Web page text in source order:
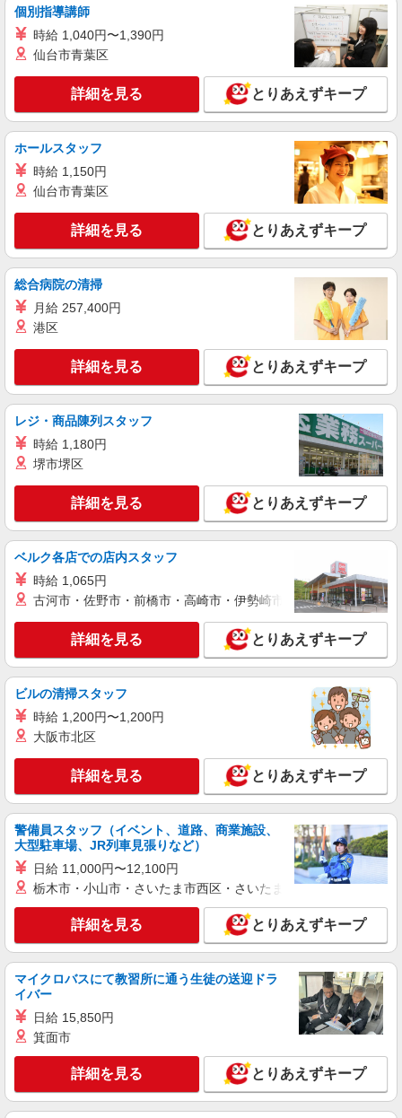
個別指導講師
時給 1,040円〜1,390円
仙台市青葉区
詳細を見る とりあえずキープ
ホールスタッフ
時給 1,150円
仙台市青葉区
詳細を見る とりあえずキープ
総合病院の清掃
月給 257,400円
港区
詳細を見る とりあえずキープ
レジ・商品陳列スタッフ
時給 1,180円
堺市堺区
詳細を見る とりあえずキープ
ベルク各店での店内スタッフ
時給 1,065円
古河市・佐野市・前橋市・高崎市・伊勢崎市・太田市・館林市
詳細を見る とりあえずキープ
ビルの清掃スタッフ
時給 1,200円〜1,200円
大阪市北区
詳細を見る とりあえずキープ
警備員スタッフ（イベント、道路、商業施設、
大型駐車場、JR列車見張りなど）
日給 11,000円〜12,100円
栃木市・小山市・さいたま市西区・さいたま市岩槻区・久喜市・
詳細を見る とりあえずキープ
マイクロバスにて教習所に通う生徒の送迎ドラ
イバー
日給 15,850円
箕面市
詳細を見る とりあえずキープ